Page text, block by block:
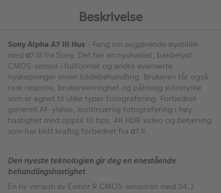
Beskrivelse
Sony Alpha A7 III Hus - Fang inn avgjørende øyeblikk
med α7 III fra Sony. Det har en nyutviklet, bakbelyst
CMOS-sensor i fullformat og andre avanserte
nyskapninger innen bildebehandling. Brukeren får også
rask respons, brukervennlighet og pålitelig slitestyrke
som er egnet til ulike typer fotografering. Forbedret
generell AF-ytelse, kontinuerlig fotografering i høy
hastighet med opptil 10 bps, 4K HDR video og betjening
som har blitt kraftig forbedret fra α7 II.
Den nyeste teknologien gir deg en enestående
behandlingshastighet
En ny versjon av Exmor R CMOS-sensoren med 24,2